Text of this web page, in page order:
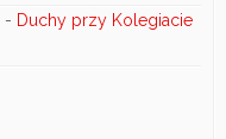
- Duchy przy Kolegiacie